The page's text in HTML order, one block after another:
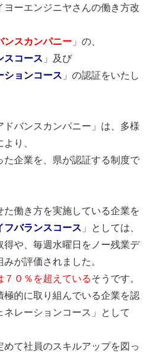
ヨーエンジニヤさんの働き方改
ンスカンパニー 」の、
スコース 」及び
ションコース 」の認証をいたし
バンスカンパニー」は、多様
り、
た企業を、県が認証する制度で
た働き方を実施している企業を
フバランスコース 」としては、
得や、毎週水曜日をノー残業デ
が評価されました。
７０％を超えているそうです。
極的に取り組んでいる企業を認
レーションコース」として
めて社員のスキルアップを図っ